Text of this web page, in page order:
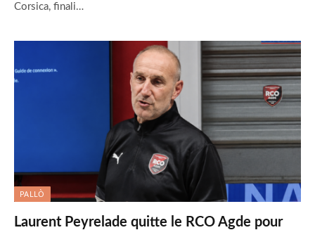
Corsica, finali…
PALLÒ
Laurent Peyrelade quitte le RCO Agde pour